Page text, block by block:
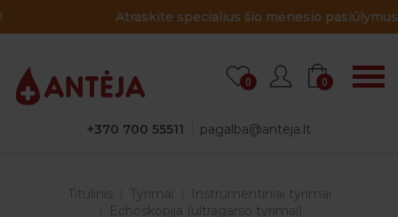
Atraskite specialius šio mėnesio pasiūlymus!
+370 700 55511 pagalba@anteja.lt
0 0
Titulinis Tyrimai
Instrumentiniai tyrimai
Echoskopija (ultragarso tyrimai)